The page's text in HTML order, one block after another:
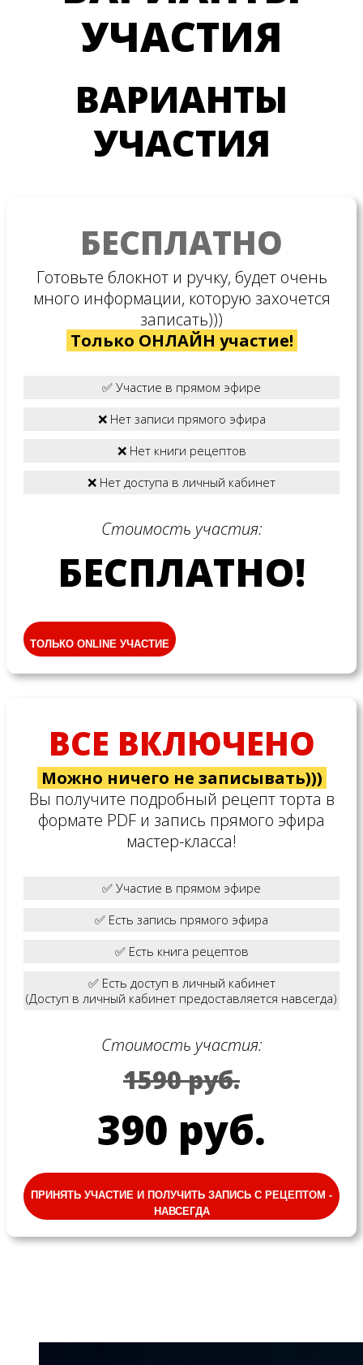
УЧАСТИЯ
ВАРИАНТЫ
УЧАСТИЯ
БЕСПЛАТНО
Готовьте блокнот и ручку, будет очень
много информации, которую захочется
записать)))
Только ОНЛАЙН участие!
✅ Участие в прямом эфире
❌ Нет записи прямого эфира
❌ Нет книги рецептов
❌ Нет доступа в личный кабинет
Стоимость участия:
БЕСПЛАТНО!
ТОЛЬКО ONLINE УЧАСТИЕ
ВСЕ ВКЛЮЧЕНО
Можно ничего не записывать)))
Вы получите подробный рецепт торта в
формате PDF и запись прямого эфира
мастер-класса!
✅ Участие в прямом эфире
✅ Есть запись прямого эфира
✅ Есть книга рецептов
✅ Есть доступ в личный кабинет
(Доступ в личный кабинет предоставляется навсегда)
Стоимость участия:
1590 руб.
390 руб.
ПРИНЯТЬ УЧАСТИЕ И ПОЛУЧИТЬ ЗАПИСЬ С РЕЦЕПТОМ -
НАВСЕГДА